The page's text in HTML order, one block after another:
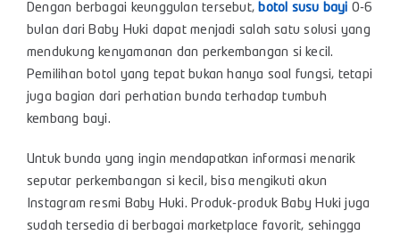
Dengan berbagai keunggulan tersebut,botol susu bayi 0-6
bulan dari Baby Huki dapat menjadi salah satu solusi yang
mendukung kenyamanan dan perkembangan si kecil.
Pemilihan botol yang tepat bukan hanya soal fungsi, tetapi
juga bagian dari perhatian bunda terhadap tumbuh
kembang bayi.
Untuk bunda yang ingin mendapatkan informasi menarik
seputar perkembangan si kecil, bisa mengikuti akun
Instagram resmi Baby Huki. Produk-produk Baby Huki juga
sudah tersedia di berbagai marketplace favorit, sehingga